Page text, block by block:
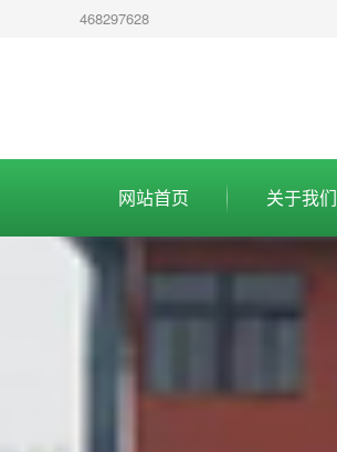
468297628
网站首页 关于我们